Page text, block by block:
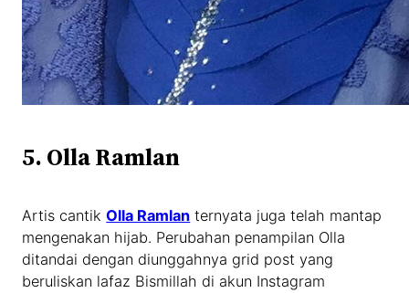
5. Olla Ramlan
Artis cantikOlla Ramlan ternyata juga telah mantap
mengenakan hijab. Perubahan penampilan Olla
ditandai dengan diunggahnya grid post yang
beruliskan lafaz Bismillah di akun Instagram